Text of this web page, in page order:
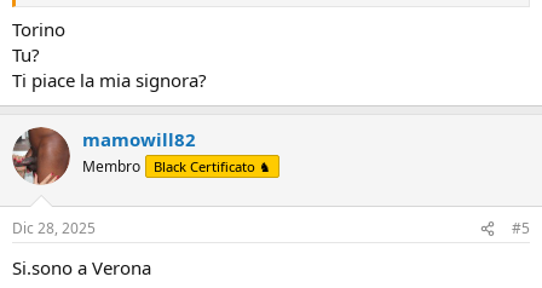
Torino
Tu?
Ti piace la mia signora?
mamowill82
Membro Black Certificato ♞
Dic 28, 2025 #5
Si.sono a Verona